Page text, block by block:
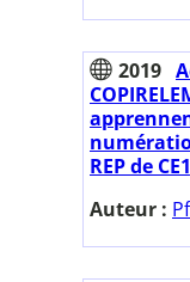
2019
REP de
Auteur :